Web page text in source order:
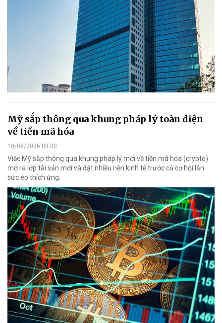
Mỹ sắp thông qua khung pháp lý toàn diện
về tiền mã hóa
10/08/2026 03:00
Việc Mỹ sắp thông qua khung pháp lý mới về tiền mã hóa (crypto)
mở ra lớp tài sản mới và đặt nhiều nền kinh tế trước cả cơ hội lẫn
sức ép thích ứng.